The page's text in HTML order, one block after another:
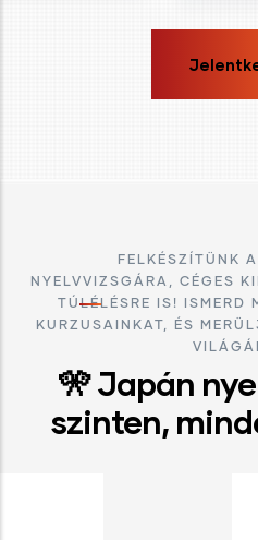
FELKÉSZÍTÜNK
NYELVVIZSGÁRA, CÉGES
TÚLÉLÉSRE IS! ISMERD
KURZUSAINKAT, ÉS
🎌 Japán
szinten,